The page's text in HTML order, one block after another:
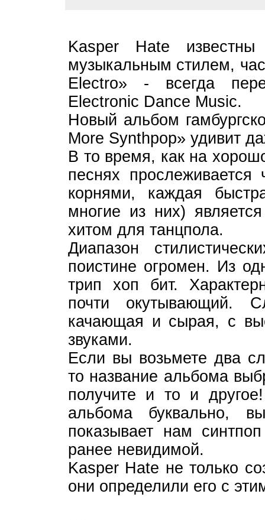
Kasper Hate
музыкальным стилем,
Electro» - всегда
Electronic Dance Music.
Новый альбом
More Synthpop» удивит
В то время, как на
песнях
корнями, каждая
многие из них)
хитом для танцпола.
Диапазон
поистине огромен. Из
трип хоп бит.
почти окутывающий.
качающая и сырая, с
звуками.
Если вы возьмете два
то название альбома
получите и то и
альбома буквально,
показывает нам
ранее невидимой.
Kasper Hate не только
они определили его с